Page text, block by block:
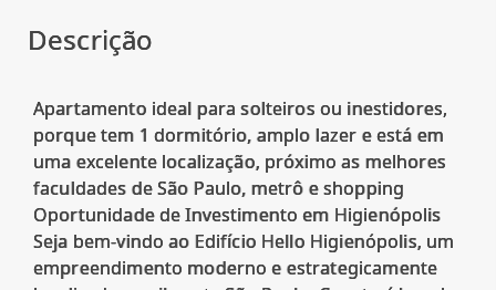
Descrição
Apartamento ideal para solteiros ou inestidores,
porque tem 1 dormitório, amplo lazer e está em
uma excelente localização, próximo as melhores
faculdades de São Paulo, metrô e shopping
Oportunidade de Investimento em Higienópolis
Seja bem-vindo ao Edifício Hello Higienópolis, um
empreendimento moderno e estrategicamente